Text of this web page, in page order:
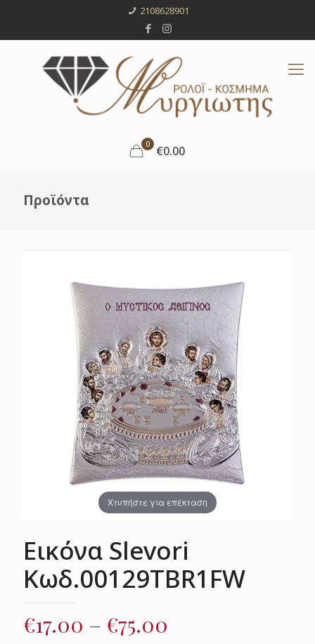
2108628901
0 €0.00
Προϊόντα
Χτυπήστε για επέκταση
Εικόνα Slevori
Κωδ.00129TBR1FW
€17.00 – €75.00